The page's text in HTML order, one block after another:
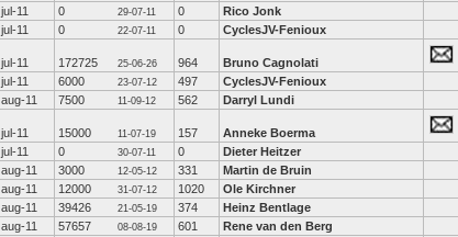
jul-11 0 29-07-11 0 Rico Jonk
jul-11 0 22-07-11 0 CyclesJV-Fenioux
jul-11 172725 25-06-26 964 Bruno Cagnolati
jul-11 6000 23-07-12 497 CyclesJV-Fenioux
aug-11 7500 11-09-12 562 Darryl Lundi
jul-11 15000 11-07-19 157 Anneke Boerma
jul-11 0 30-07-11 0 Dieter Heitzer
aug-11 3000 12-05-12 331 Martin de Bruin
aug-11 12000 31-07-12 1020 Ole Kirchner
aug-11 39426 21-05-19 374 Heinz Bentlage
aug-11 57657 08-08-19 601 Rene van den Berg